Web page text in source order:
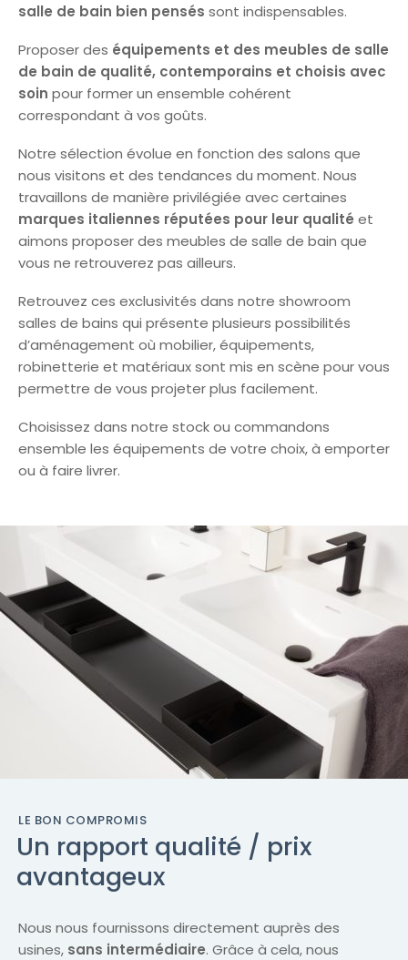
salle de bain bien pensés sont indispensables.
Proposer des équipements et des meubles de salle
de bain de qualité, contemporains et choisis avec
soin pour former un ensemble cohérent
correspondant à vos goûts.
Notre sélection évolue en fonction des salons que
nous visitons et des tendances du moment. Nous
travaillons de manière privilégiée avec certaines
marques italiennes réputées pour leur qualité et
aimons proposer des meubles de salle de bain que
vous ne retrouverez pas ailleurs.
Retrouvez ces exclusivités dans notre showroom
salles de bains qui présente plusieurs possibilités
d’aménagement où mobilier, équipements,
robinetterie et matériaux sont mis en scène pour vous
permettre de vous projeter plus facilement.
Choisissez dans notre stock ou commandons
ensemble les équipements de votre choix, à emporter
ou à faire livrer.
LE BON COMPROMIS
Un rapport qualité / prix
avantageux
Nous nous fournissons directement auprès des
usines, sans intermédiaire. Grâce à cela, nous